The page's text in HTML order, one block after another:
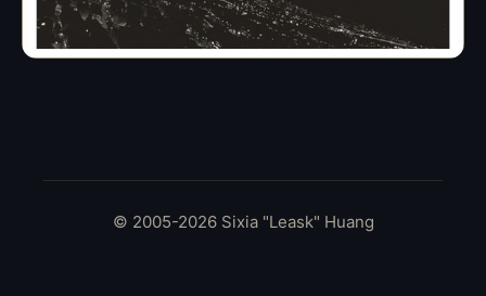
© 2005-2026 Sixia "Leask" Huang